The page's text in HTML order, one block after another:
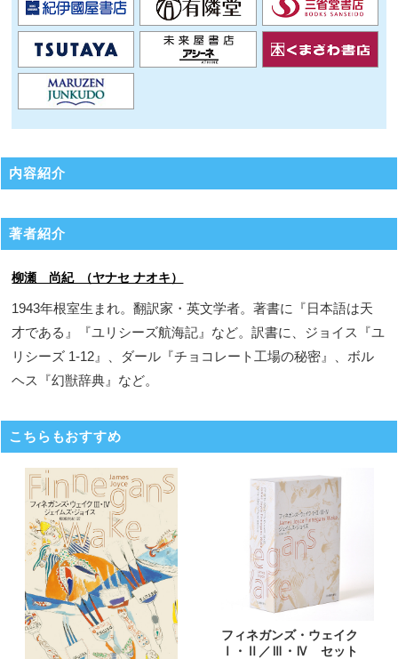
内容紹介
著者紹介
柳瀬 尚紀 （ヤナセ ナオキ）
1943年根室生まれ。翻訳家・英文学者。著書に『日本語は天
才である』『ユリシーズ航海記』など。訳書に、ジョイス『ユ
リシーズ 1-12』、ダール『チョコレート工場の秘密』、ボル
ヘス『幻獣辞典』など。
こちらもおすすめ
フィネガンズ・ウェイク
Ⅰ・Ⅱ／Ⅲ・Ⅳ セット